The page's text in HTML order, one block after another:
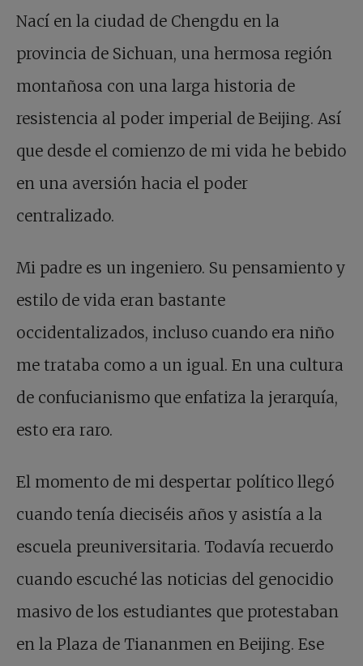
Nací en la ciudad de Chengdu en la
provincia de Sichuan, una hermosa región
montañosa con una larga historia de
resistencia al poder imperial de Beijing. Así
que desde el comienzo de mi vida he bebido
en una aversión hacia el poder
centralizado.
Mi padre es un ingeniero. Su pensamiento y
estilo de vida eran bastante
occidentalizados, incluso cuando era niño
me trataba como a un igual. En una cultura
de confucianismo que enfatiza la jerarquía,
esto era raro.
El momento de mi despertar político llegó
cuando tenía dieciséis años y asistía a la
escuela preuniversitaria. Todavía recuerdo
cuando escuché las noticias del genocidio
masivo de los estudiantes que protestaban
en la Plaza de Tiananmen en Beijing. Ese